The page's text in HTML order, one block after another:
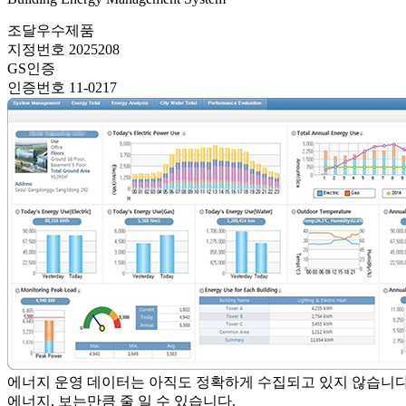
조달우수제품
지정번호 2025208
GS인증
인증번호 11-0217
에너지 운영 데이터는 아직도 정확하게 수집되고 있지 않습니
에너지, 보는만큼 줄 일 수 있습니다.